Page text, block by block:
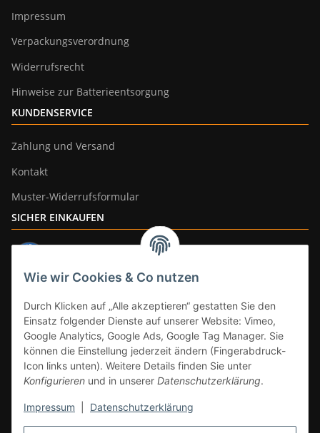
Wie wir Cookies & Co nutzen
Durch Klicken auf „Alle akzeptieren“ gestatten Sie den
Einsatz folgender Dienste auf unserer Website: Vimeo,
Google Analytics, Google Ads, Google Tag Manager. Sie
können die Einstellung jederzeit ändern (Fingerabdruck-
Icon links unten). Weitere Details finden Sie unter
Konfigurieren und in unserer Datenschutzerklärung.
Impressum Datenschutzerklärung
Impressum
Verpackungsverordnung
Widerrufsrecht
Hinweise zur Batterieentsorgung
KUNDENSERVICE
Zahlung und Versand
Kontakt
Muster-Widerrufsformular
SICHER EINKAUFEN
Vertrag widerrufen